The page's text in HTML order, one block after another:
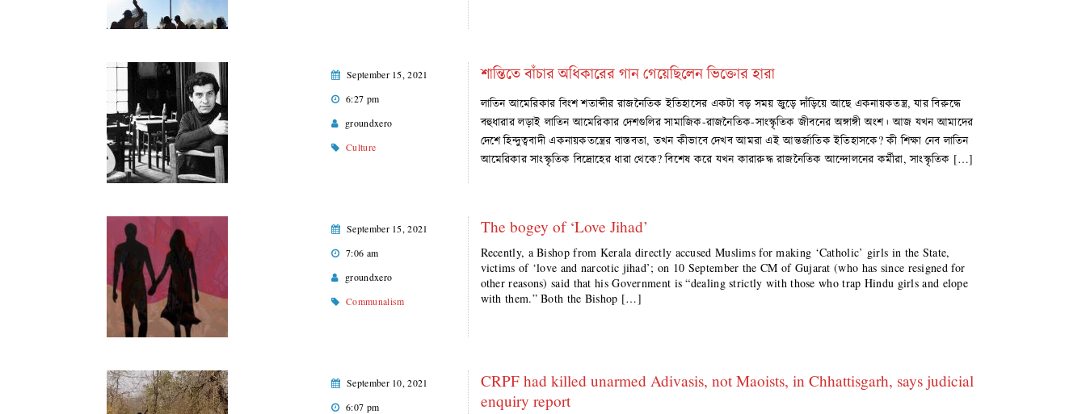
September 15, 2021
6:27 pm
groundxero
Culture
শান্তিতে বাঁচার অধিকারের গান গেয়েছিলেন ভিক্তোর হারা
লাতিন আমেরিকার বিংশ শতাব্দীর রাজনৈতিক ইতিহাসের একটা বড় সময় জুড়ে দাঁড়িয়ে আছে একনায়কতন্ত্র, যার বিরুদ্ধে
বহুধারার লড়াই লাতিন আমেরিকার দেশগুলির সামাজিক-রাজনৈতিক-সাংস্কৃতিক জীবনের অঙ্গাঙ্গী অংশ। আজ যখন আমাদের
দেশে হিন্দুত্ববাদী একনায়কতন্ত্রের বাস্তবতা, তখন কীভাবে দেখব আমরা এই আন্তর্জাতিক ইতিহাসকে? কী শিক্ষা নেব লাতিন
আমেরিকার সাংস্কৃতিক বিদ্রোহের ধারা থেকে? বিশেষ করে যখন কারারুদ্ধ রাজনৈতিক আন্দোলনের কর্মীরা, সাংস্কৃতিক […]
September 15, 2021
7:06 am
groundxero
Communalism
The bogey of ‘Love Jihad’
Recently, a Bishop from Kerala directly accused Muslims for making ‘Catholic’ girls in the State,
victims of ‘love and narcotic jihad’; on 10 September the CM of Gujarat (who has since resigned for
other reasons) said that his Government is “dealing strictly with those who trap Hindu girls and elope
with them.” Both the Bishop […]
September 10, 2021
6:07 pm
CRPF had killed unarmed Adivasis, not Maoists, in Chhattisgarh, says judicial
enquiry report